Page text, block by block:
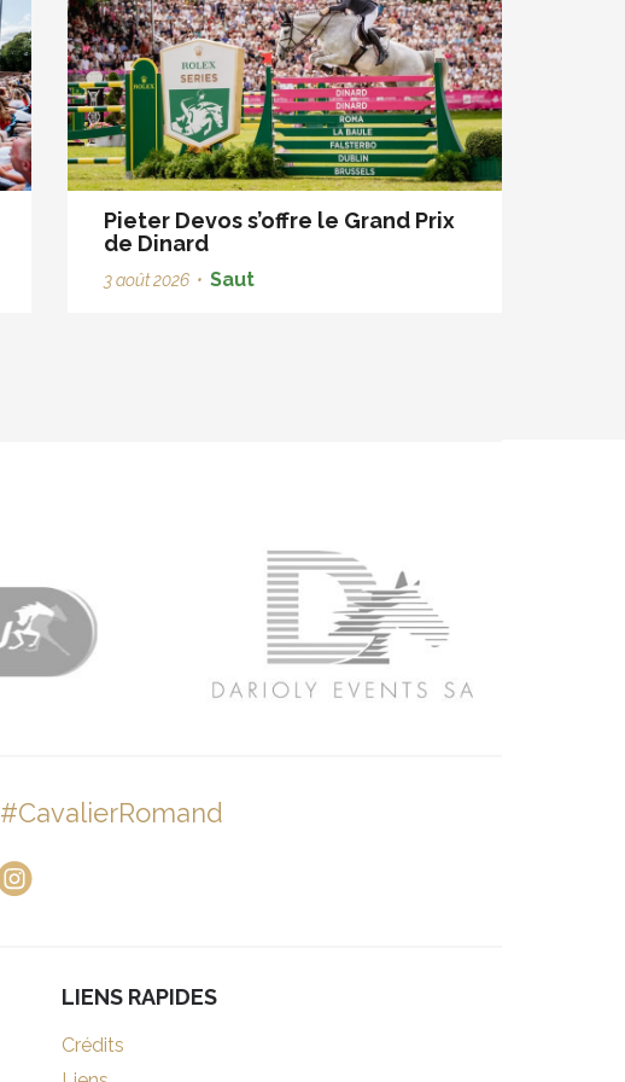
Pieter Devos s’offre le Grand Prix
de Dinard
3 août 2026 • Saut
#CavalierRomand
LIENS RAPIDES
Crédits